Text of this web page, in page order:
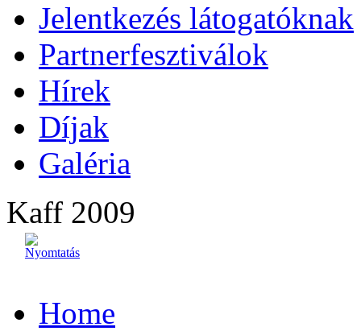
Jelentkezés látogatóknak
Partnerfesztiválok
Hírek
Díjak
Galéria
Kaff 2009
Home